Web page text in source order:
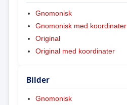
Gnomonisk
Gnomonisk med koordinater
Original
Original med koordinater
Bilder
Gnomonisk